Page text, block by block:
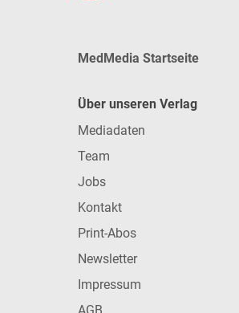
MedMedia Startseite
Über unseren Verlag
Mediadaten
Team
Jobs
Kontakt
Print-Abos
Newsletter
Impressum